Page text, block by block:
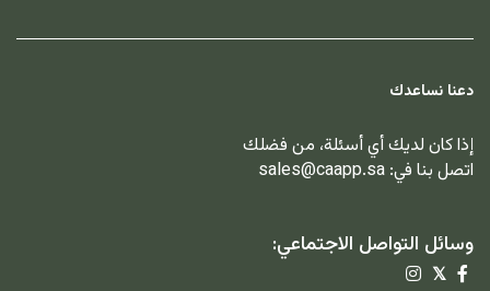
دعنا نساعدك
إذا كان لديك أي أسئلة، من فضلك
اتصل بنا في: sales@caapp.sa
وسائل التواصل الاجتماعي:
𝕏